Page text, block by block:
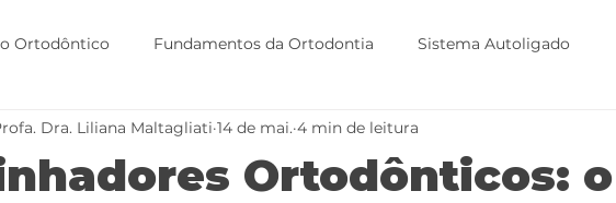
Ortodôntico Fundamentos da Ortodontia Sistema Autoligado
com Stops Prescrição MOST Alinhadores Ortodônticos
Ortodônticos:
Dra. Liliana Maltagliati 14 de mai. 4 min de leitura